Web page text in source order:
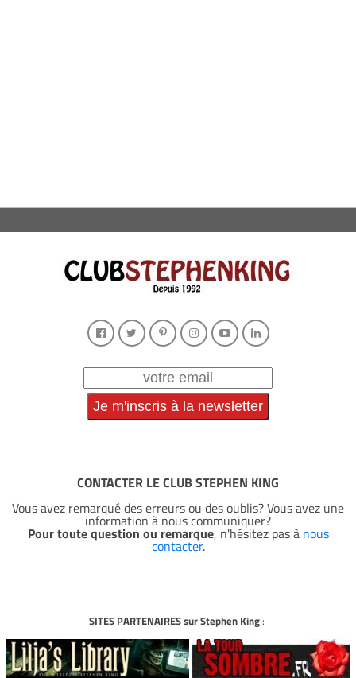
CONTACTER LE CLUB STEPHEN KING
Vous avez remarqué des erreurs ou des oublis? Vous avez une
information à nous communiquer?
Pour toute question ou remarque, n'hésitez pas à nous
contacter.
SITES PARTENAIRES sur Stephen King: